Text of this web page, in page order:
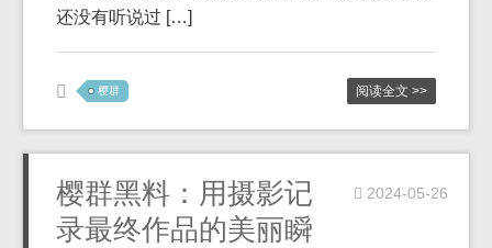
还没有听说过 […]
樱群 阅读全文 >>
樱群黑料：用摄影记
录最终作品的美丽瞬
2024-05-26